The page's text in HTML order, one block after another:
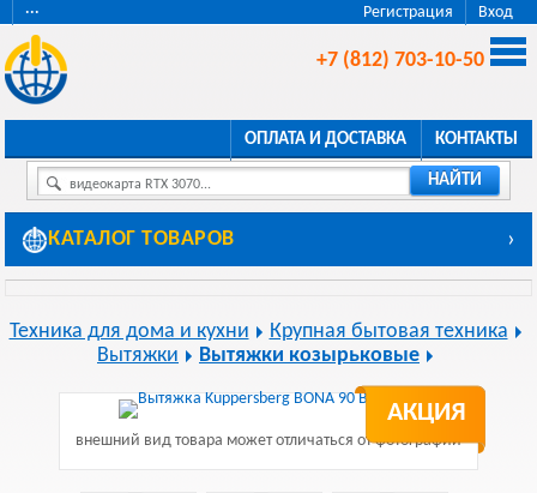
Регистрация Вход
···
+7 (812) 703-10-50
ОПЛАТА И ДОСТАВКА КОНТАКТЫ
видеокарта RTX 3070... НАЙТИ
КАТАЛОГ ТОВАРОВ ›
Техника для дома и кухни
Крупная бытовая техника
Вытяжки
Вытяжки козырьковые
АКЦИЯ
внешний вид товара может отличаться от фотографии